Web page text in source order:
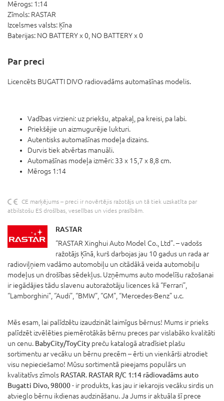
Mērogs: 1:14
Zīmols: RASTAR
Izcelsmes valsts: Ķīna
Baterijas: NO BATTERY x 0, NO BATTERY x 0
Par preci
Licencēts BUGATTI DIVO radiovadāms automašīnas modelis.
Vadības virzieni: uz priekšu, atpakaļ, pa kreisi, pa labi.
Priekšējie un aizmugurējie lukturi.
Autentisks automašīnas modeļa dizains.
Durvis tiek atvērtas manuāli.
Automašīnas modeļa izmēri: 33 x 15,7 x 8,8 cm.
Mērogs 1:14
CE marķējums – preci ir novērtējis ražotājs un tā tiek uzskatīta par
atbilstošu ES drošības, veselības un vides prasībām.
RASTAR
“RASTAR Xinghui Auto Model Co., Ltd”. – vadošs
ražotājs Ķīnā, kurš darbojas jau 10 gadus un rada ar
radioviļņiem vadāmo automobiļu un citādākā veida automobiļu
modeļus un drošības sēdekļus. Uzņēmums auto modelīšu ražošanai
ir iegādājies tādu slavenu autoražotāju licences kā “Ferrari”,
“Lamborghini”, “Audi”, “BMW”, “GM”, “Mercedes-Benz” u.c.
Mēs esam, lai palīdzētu izaudzināt laimīgus bērnus! Mums ir prieks
palīdzēt izvēlēties piemērotākās bērnu preces par vislabāko kvalitāti
un cenu. BabyCity/ToyCity preču katalogā atradīsiet plašu
sortimentu ar vecāku un bērnu precēm – ērti un vienkārši atrodiet
visu nepieciešamo! Mūsu sortimentā pieejams populārs un
kvalitatīvs zīmols RASTAR. RASTAR R/C 1:14 rādiovadāms auto
Bugatti Divo, 98000- ir produkts, kas jau ir iekarojis vecāku sirdis un
atvieglo bērnu ikdienas audzināšanu. Ja Jums ir aktuāla šī prece